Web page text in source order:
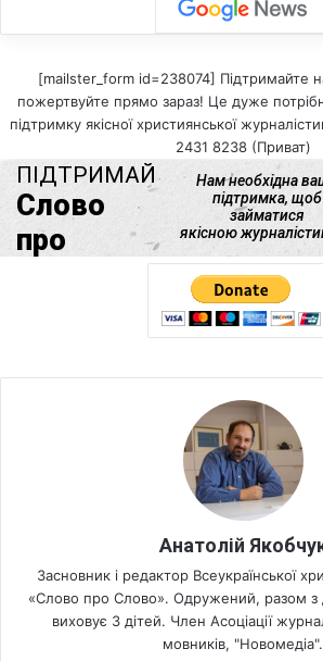
[mailster_form id=238074] Підтримайте
пожертвуйте прямо зараз! Це дуже
підтримку якісної християнської
2431 8238 (Приват)
Анатолій
Засновник і редактор Всеукраїнської
«Слово про Слово». Одружений, разом
виховує 3 дітей. Член Асоціації
мовників, "Новомедіа".